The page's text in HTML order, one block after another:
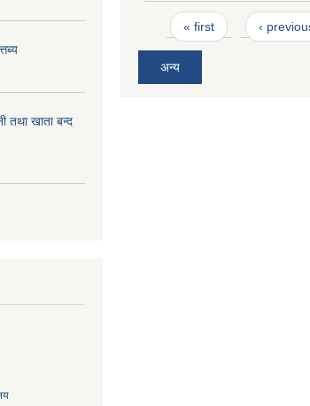
तथा खाता बन्द
Pages
« first ‹
अन्य